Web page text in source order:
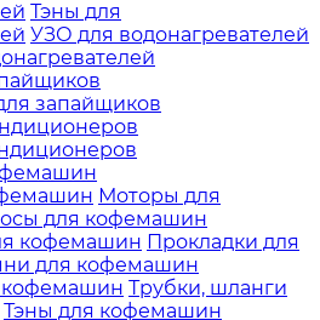
Тэны для
УЗО для водонагревателей
запайщиков
Моторы для
для кофемашин
кофемашин Прокладки для
для кофемашин
кофемашин Трубки, шланги
Тэны для кофемашин